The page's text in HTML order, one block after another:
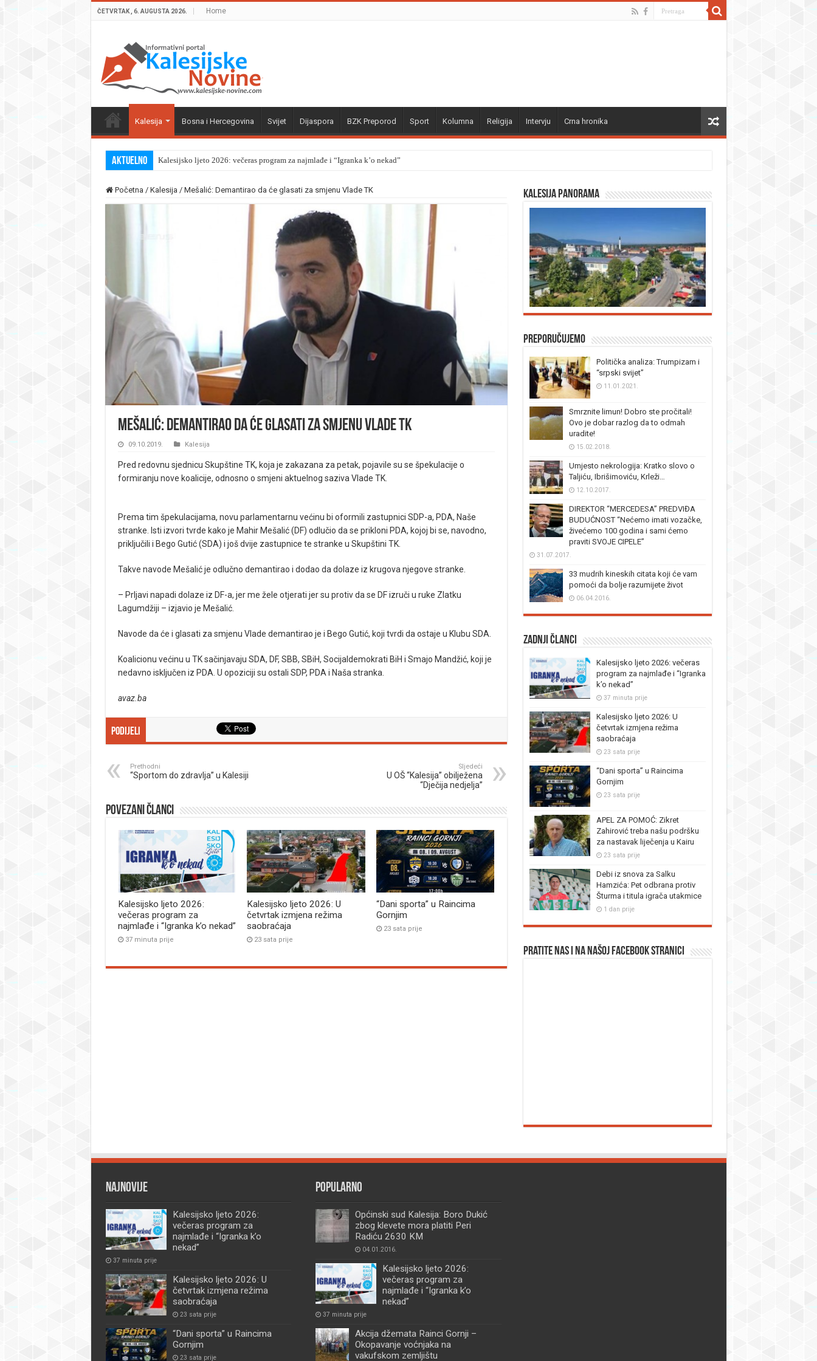
ČETVRTAK , 6. AUGUSTA 2026. Home
Kalesija Bosna i Hercegovina Svijet Dijaspora BZK Preporod Sport Kolumna Religija Intervju Crna hronika
Aktuelno Kalesijsko ljeto 2026: večeras program za najmlađe i “Igranka k’o nekad”
Početna / Kalesija / Mešalić: Demantirao da će glasati za smjenu Vlade TK
Mešalić: Demantirao da će glasati za smjenu Vlade TK
09.10.2019. Kalesija
Pred redovnu sjednicu Skupštine TK, koja je zakazana za petak, pojavile su se špekulacije o
formiranju nove koalicije, odnosno o smjeni aktuelnog saziva Vlade TK.
Prema tim špekulacijama, novu parlamentarnu većinu bi oformili zastupnici SDP-a, PDA, Naše
stranke. Isti izvori tvrde kako je Mahir Mešalić (DF) odlučio da se prikloni PDA, kojoj bi se, navodno,
priključili i Bego Gutić (SDA) i još dvije zastupnice te stranke u Skupštini TK.
Takve navode Mešalić je odlučno demantirao i dodao da dolaze iz krugova njegove stranke.
– Prljavi napadi dolaze iz DF-a, jer me žele otjerati jer su protiv da se DF izruči u ruke Zlatku
Lagumdžiji – izjavio je Mešalić.
Navode da će i glasati za smjenu Vlade demantirao je i Bego Gutić, koji tvrdi da ostaje u Klubu SDA.
Koalicionu većinu u TK sačinjavaju SDA, DF, SBB, SBiH, Socijaldemokrati BiH i Smajo Mandžić, koji je
nedavno isključen iz PDA. U opoziciji su ostali SDP, PDA i Naša stranka.
avaz.ba
Podijeli
Prethodni
“Sportom do zdravlja” u Kalesiji
Sljedeći
U OŠ “Kalesija” obilježena
“Dječija nedjelja”
Povezani članci
Kalesijsko ljeto 2026:
večeras program za
najmlađe i “Igranka k’o nekad”
37 minuta prije
Kalesijsko ljeto 2026: U
četvrtak izmjena režima
saobraćaja
23 sata prije
“Dani sporta” u Raincima
Gornjim
23 sata prije
Kalesija panorama
Preporučujemo
Politička analiza: Trumpizam i
“srpski svijet”
11.01.2021.
Smrznite limun! Dobro ste pročitali!
Ovo je dobar razlog da to odmah
uradite!
15.02.2018.
Umjesto nekrologija: Kratko slovo o
Taljiću, Ibrišimoviću, Krleži…
12.10.2017.
DIREKTOR “MERCEDESA” PREDVIĐA
BUDUĆNOST “Nećemo imati vozačke,
živećemo 100 godina i sami ćemo
praviti SVOJE CIPELE”
31.07.2017.
33 mudrih kineskih citata koji će vam
pomoći da bolje razumijete život
06.04.2016.
Zadnji članci
Kalesijsko ljeto 2026: večeras
program za najmlađe i “Igranka
k’o nekad”
37 minuta prije
Kalesijsko ljeto 2026: U
četvrtak izmjena režima
saobraćaja
23 sata prije
“Dani sporta” u Raincima
Gornjim
23 sata prije
APEL ZA POMOĆ: Zikret
Zahirović treba našu podršku
za nastavak liječenja u Kairu
23 sata prije
Debi iz snova za Salku
Hamzića: Pet odbrana protiv
Šturma i titula igrača utakmice
1 dan prije
Pratite nas i na našoj facebook stranici
Najnovije
Kalesijsko ljeto 2026:
večeras program za
najmlađe i “Igranka k’o
nekad”
37 minuta prije
Kalesijsko ljeto 2026: U
četvrtak izmjena režima
saobraćaja
23 sata prije
“Dani sporta” u Raincima
Gornjim
23 sata prije
Popularno
Općinski sud Kalesija: Boro Dukić
zbog klevete mora platiti Peri
Radiću 2630 KM
04.01.2016.
Kalesijsko ljeto 2026:
večeras program za
najmlađe i “Igranka k’o
nekad”
37 minuta prije
Akcija džemata Rainci Gornji –
Okopavanje voćnjaka na
vakufskom zemljištu